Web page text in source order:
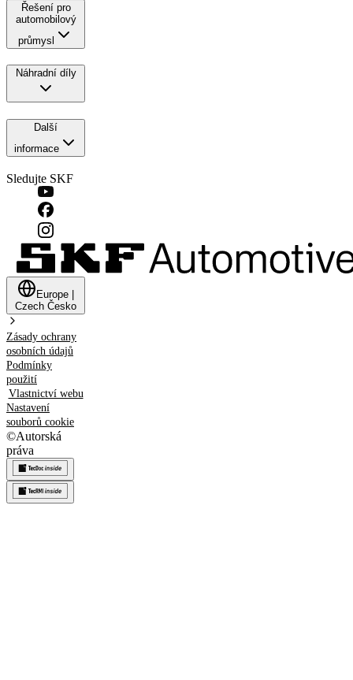
Řešení pro
automobilový
průmysl
Náhradní díly
Další
informace
Sledujte SKF
Europe
Czech Česko
Zásady ochrany
osobních údajů
Podmínky
použití
Vlastnictví webu
Nastavení
souborů cookie
©Autorská
práva